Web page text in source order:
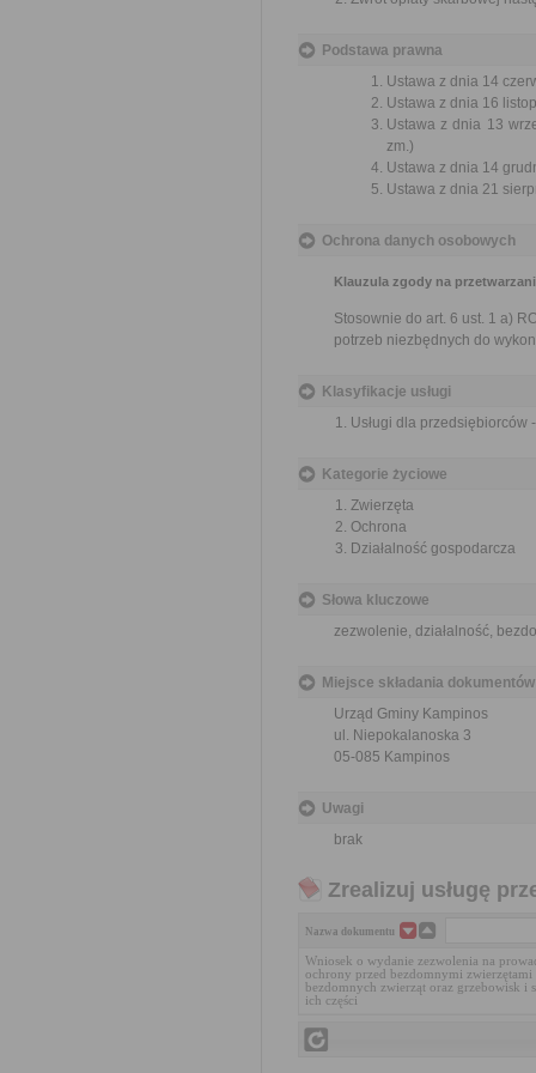
Podstawa prawna
Ustawa z dnia 14
Ustawa z dnia 16
Ustawa z dnia 13
zm.)
Ustawa z dnia 14
Ustawa z dnia 21
Ochrona danych osobowych
Klauzula zgody na
Stosownie do art. 6 ust. 1 a)
potrzeb niezbędnych do
Klasyfikacje usługi
Usługi dla przedsiębiorców
Kategorie życiowe
Zwierzęta
Ochrona
Działalność gospodarcza
Słowa kluczowe
zezwolenie, działalność,
Miejsce składania dokumentów
Urząd Gminy Kampinos
ul. Niepokalanoska 3
05-085 Kampinos
Uwagi
brak
Zrealizuj usługę
Nazwa dokumentu
Wniosek o wydanie zezwolenia na
ochrony przed bezdomnymi zwierzętami
bezdomnych zwierząt oraz grzebowisk i
ich części